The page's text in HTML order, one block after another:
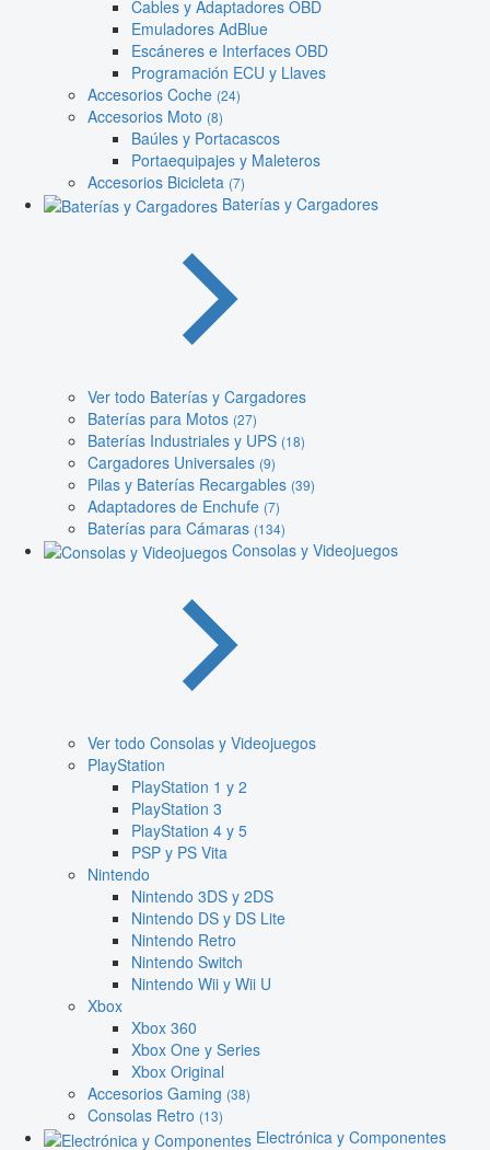
Cables y Adaptadores OBD
Emuladores AdBlue
Escáneres e Interfaces OBD
Programación ECU y Llaves
Accesorios Coche (24)
Accesorios Moto (8)
Baúles y Portacascos
Portaequipajes y Maleteros
Accesorios Bicicleta (7)
Baterías y Cargadores
Ver todo Baterías y Cargadores
Baterías para Motos (27)
Baterías Industriales y UPS (18)
Cargadores Universales (9)
Pilas y Baterías Recargables (39)
Adaptadores de Enchufe (7)
Baterías para Cámaras (134)
Consolas y Videojuegos
Ver todo Consolas y Videojuegos
PlayStation
PlayStation 1 y 2
PlayStation 3
PlayStation 4 y 5
PSP y PS Vita
Nintendo
Nintendo 3DS y 2DS
Nintendo DS y DS Lite
Nintendo Retro
Nintendo Switch
Nintendo Wii y Wii U
Xbox
Xbox 360
Xbox One y Series
Xbox Original
Accesorios Gaming (38)
Consolas Retro (13)
Electrónica y Componentes